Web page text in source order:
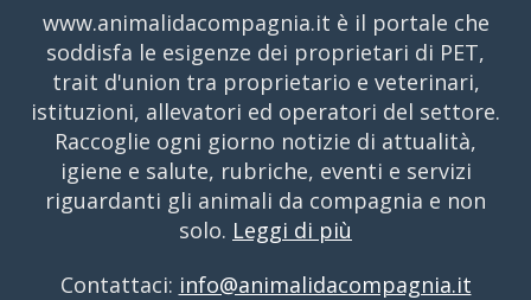
www.animalidacompagnia.it è il portale che
soddisfa le esigenze dei proprietari di PET,
trait d'union tra proprietario e veterinari,
istituzioni, allevatori ed operatori del settore.
Raccoglie ogni giorno notizie di attualità,
igiene e salute, rubriche, eventi e servizi
riguardanti gli animali da compagnia e non
solo. Leggi di più
Contattaci: info@animalidacompagnia.it